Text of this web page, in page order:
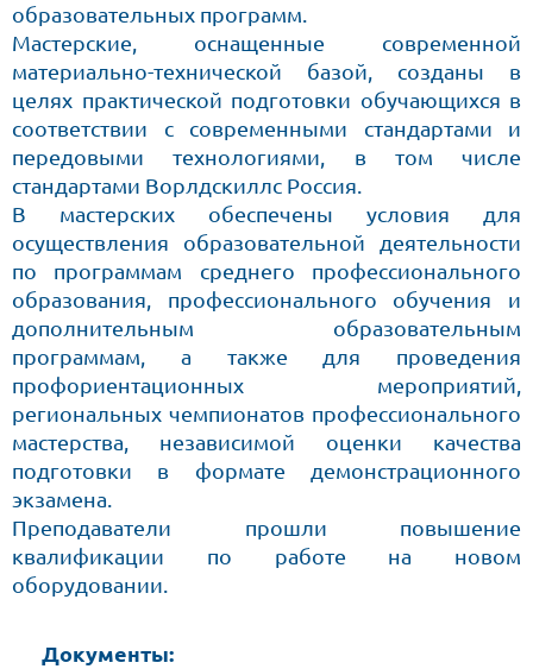
образовательных программ.
Мастерские, оснащенные современной
материально-технической базой, созданы в
целях практической подготовки обучающихся в
соответствии с современными стандартами и
передовыми технологиями, в том числе
стандартами Ворлдскиллс Россия.
В мастерских обеспечены условия для
осуществления образовательной деятельности
по программам среднего профессионального
образования, профессионального обучения и
дополнительным образовательным
программам, а также для проведения
профориентационных мероприятий,
региональных чемпионатов профессионального
мастерства, независимой оценки качества
подготовки в формате демонстрационного
экзамена.
Преподаватели прошли повышение
квалификации по работе на новом
оборудовании.
Документы: